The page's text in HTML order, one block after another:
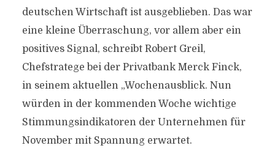
deutschen Wirtschaft ist ausgeblieben. Das war
eine kleine Überraschung, vor allem aber ein
positives Signal, schreibt Robert Greil,
Chefstratege bei der Privatbank Merck Finck,
in seinem aktuellen „Wochenausblick. Nun
würden in der kommenden Woche wichtige
Stimmungsindikatoren der Unternehmen für
November mit Spannung erwartet.